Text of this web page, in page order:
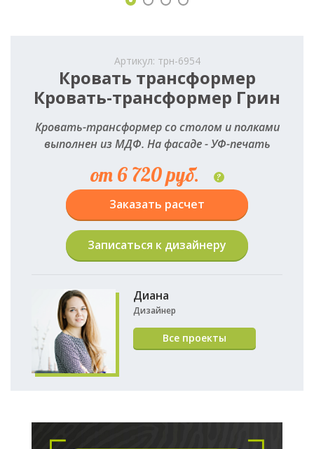
Артикул: трн-6954
Кровать трансформер
Кровать-трансформер Грин
Кровать-трансформер со столом и полками
выполнен из МДФ. На фасаде - УФ-печать
от 6 720 руб. ?
Заказать расчет
Записаться к дизайнеру
Диана
Дизайнер
Все проекты